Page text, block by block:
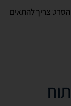
הסרט צריך להתאים